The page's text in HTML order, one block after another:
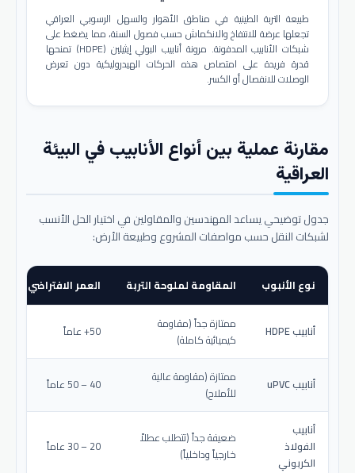
طبيعة التربة الطينية في مناطق الأهوار والسهل الرسوبي العراقي
تجعلها عرضة للانتفاخ والانكماش حسب فصول السنة، مما يضغط على
شبكات الأنابيب المدفونة. مرونة أنابيب البولي إيثيلين (HDPE) تمنحها
قدرة فريدة على امتصاص هذه الحركات الهيدروليكية دون تعرض
الوصلات للانفصال أو الكسر.
مقارنة عملية بين أنواع الأنابيب في البيئة
العراقية
جدول توضيحي يساعد المهندسين والمقاولين في اختيار الحل الأنسب
لشبكات النقل حسب مواصفات المشروع وطبيعة الأرض:
نوع الأنبوب المقاومة لملوحة التربة العمر الافتراضي
أنابيب HDPE
ممتازة جداً (مقاومة
كيميائية كاملة)
50+ عاماً
أنابيب uPVC
ممتازة (مقاومة عالية
للأملاح)
40 – 50 عاماً
أنابيب
الفولاذ
الكربوني
ضعيفة جداً (تتطلب عطلاً
خارجياً وداخلياً)
20 – 30 عاماً